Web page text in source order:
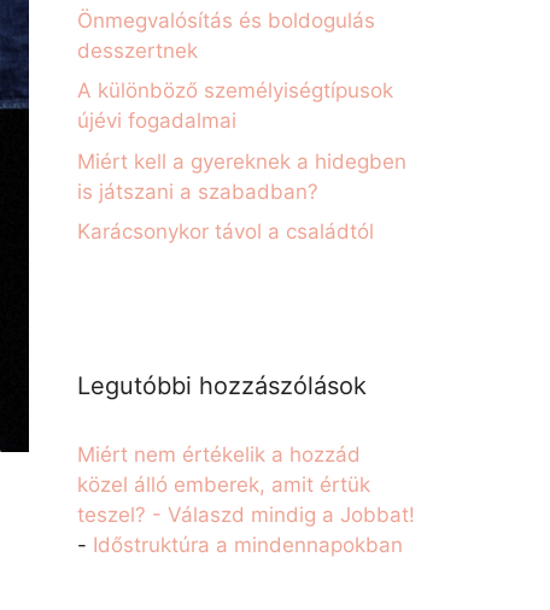
Önmegvalósítás és boldogulás
desszertnek
A különböző személyiségtípusok
újévi fogadalmai
Miért kell a gyereknek a hidegben
is játszani a szabadban?
Karácsonykor távol a családtól
Legutóbbi hozzászólások
Miért nem értékelik a hozzád
közel álló emberek, amit értük
teszel? - Válaszd mindig a Jobbat!
- Időstruktúra a mindennapokban